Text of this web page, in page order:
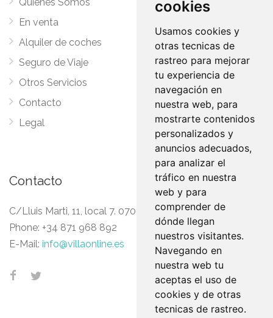
cookies
Usamos cookies y
otras tecnicas de
rastreo para mejorar
tu experiencia de
navegación en
nuestra web, para
mostrarte contenidos
personalizados y
anuncios adecuados,
para analizar el
tráfico en nuestra
web y para
comprender de
dónde llegan
nuestros visitantes.
Navegando en
nuestra web tu
aceptas el uso de
cookies y de otras
tecnicas de rastreo.
En venta
Alquiler de coches
Seguro de Viaje
Otros Servicios
Contacto
Legal
Cookies
Política de Privacidad
POLITICA DE
PRIVACIDAD EN REDES
SOCIALES
COVID-19
Experiencias
Contacto
C/Lluis Marti, 11, local 7. 07006 Palma de Mallorca
Phone: +34 871 968 892
E-Mail: info@villaonline.es